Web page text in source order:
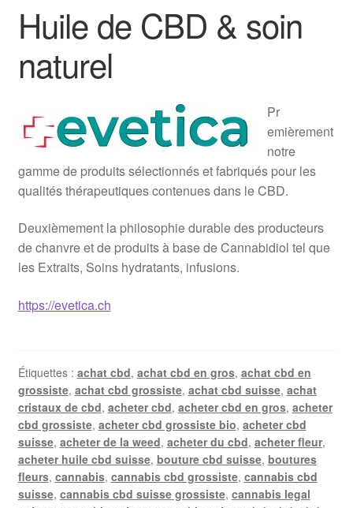
Huile de CBD & soin
naturel
Pr
emièrement
notre
gamme de produits sélectionnés et fabriqués pour les
qualités thérapeutiques contenues dans le CBD.
Deuxièmement la philosophie durable des producteurs
de chanvre et de produits à base de Cannabidiol tel que
les Extraits, Soins hydratants, infusions.
https://evetica.ch
Étiquettes : achat cbd, achat cbd en gros, achat cbd en
grossiste, achat cbd grossiste, achat cbd suisse, achat
cristaux de cbd, acheter cbd, acheter cbd en gros, acheter
cbd grossiste, acheter cbd grossiste bio, acheter cbd
suisse, acheter de la weed, acheter du cbd, acheter fleur,
acheter huile cbd suisse, bouture cbd suisse, boutures
fleurs, cannabis, cannabis cbd grossiste, cannabis cbd
suisse, cannabis cbd suisse grossiste, cannabis legal